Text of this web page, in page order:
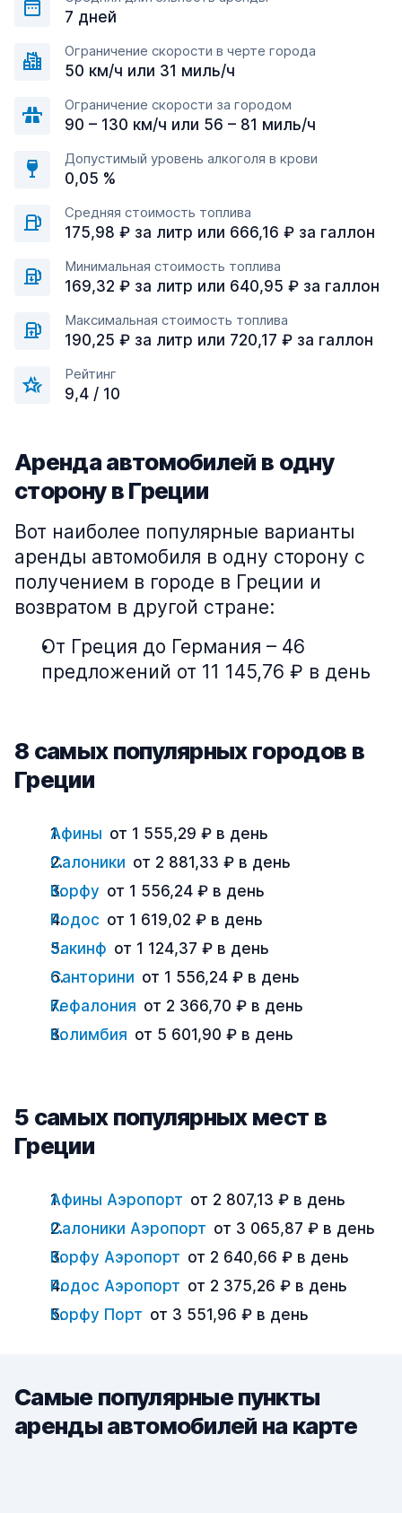
7 дней
Ограничение скорости в черте города
50 км/ч или 31 миль/ч
Ограничение скорости за городом
90 – 130 км/ч или 56 – 81 миль/ч
Допустимый уровень алкоголя в крови
0,05 %
Средняя стоимость топлива
175,98 ₽ за литр или 666,16 ₽ за галлон
Минимальная стоимость топлива
169,32 ₽ за литр или 640,95 ₽ за галлон
Максимальная стоимость топлива
190,25 ₽ за литр или 720,17 ₽ за галлон
Рейтинг
9,4 / 10
Аренда автомобилей в одну
сторону в Греции
Вот наиболее популярные варианты
аренды автомобиля в одну сторону с
получением в городе в Греции и
возвратом в другой стране:
От Греция до Германия – 46
предложений от 11 145,76 ₽ в день
8 самых популярных городов в
Греции
Афины от 1 555,29 ₽ в день
Салоники от 2 881,33 ₽ в день
Корфу от 1 556,24 ₽ в день
Родос от 1 619,02 ₽ в день
Закинф от 1 124,37 ₽ в день
Санторини от 1 556,24 ₽ в день
Кефалония от 2 366,70 ₽ в день
Колимбия от 5 601,90 ₽ в день
5 самых популярных мест в
Греции
Афины Аэропорт от 2 807,13 ₽ в день
Салоники Аэропорт от 3 065,87 ₽ в день
Корфу Аэропорт от 2 640,66 ₽ в день
Родос Аэропорт от 2 375,26 ₽ в день
Корфу Порт от 3 551,96 ₽ в день
Самые популярные пункты
аренды автомобилей на карте